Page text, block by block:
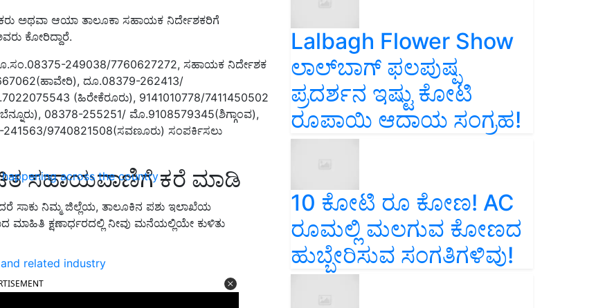
across the country
related industry
ಅಥವಾ ಆಯಾ ತಾಲೂಕಾ ಸಹಾಯಕ ನಿರ್ದೇಶಕರಿಗೆ
ಕೋರಿದ್ದಾರೆ.
249038/7760627272, ಸಹಾಯಕ ನಿರ್ದೇಶಕ
ದೂ.08379-262413/
(ಹಿರೇಕೆರೂರು), 9141010778/7411450502
08378-255251/ ಮೊ.9108579345(ಶಿಗ್ಗಾಂವ),
9740821508(ಸವಣೂರು) ಸಂಪರ್ಕಿಸಲು
ಸಹಾಯವಾಣಿಗೆ ಕರೆ ಮಾಡಿ
ನಿಮ್ಮ ಜಿಲ್ಲೆಯ, ತಾಲೂಕಿನ ಪಶು ಇಲಾಖೆಯ
ಮಾಹಿತಿ ಕ್ಷಣಾರ್ಧರದಲ್ಲಿ ನೀವು ಮನೆಯಲ್ಲಿಯೇ ಕುಳಿತು
Lalbagh Flower Show
ಲಾಲ್‌ಬಾಗ್ ಫಲಪುಷ್ಪ
ಪ್ರದರ್ಶನ ಇಷ್ಟು ಕೋಟಿ
ರೂಪಾಯಿ ಆದಾಯ ಸಂಗ್ರಹ!
10 ಕೋಟಿ ರೂ ಕೋಣ! AC
ರೂಮಲ್ಲಿ ಮಲಗುವ ಕೋಣದ
ಹುಬ್ಬೇರಿಸುವ ಸಂಗತಿಗಳಿವು!